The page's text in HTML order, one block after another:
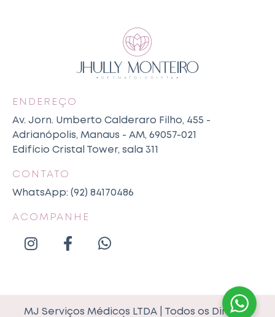
ENDEREÇO
Av. Jorn. Umberto Calderaro Filho, 455 -
Adrianópolis, Manaus - AM, 69057-021
Edifício Cristal Tower, sala 311
CONTATO
WhatsApp: (92) 84170486
ACOMPANHE
MJ Serviços Médicos LTDA | Todos os Direitos